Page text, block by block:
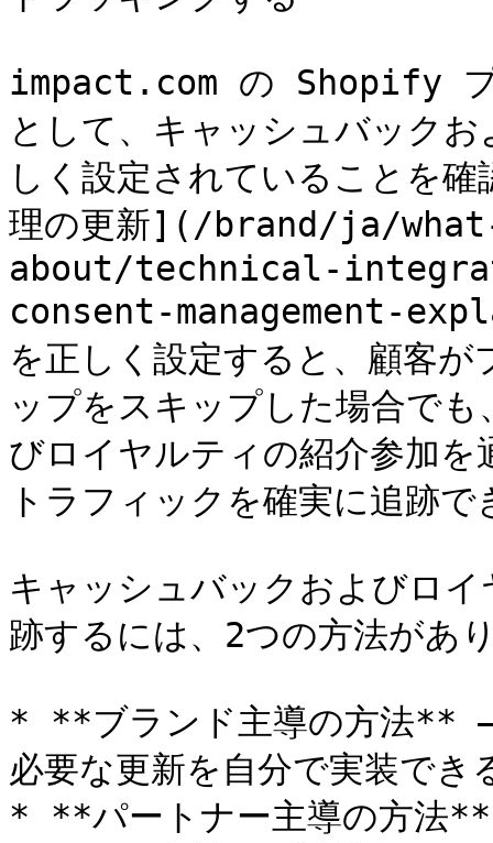
impact.com の Shopify プ
として、キャッシュバック
しく設定されていることを
理の更新](/brand/ja/
about/technical-
consent-management-
を正しく設定すると、顧客
ップをスキップした場合で
びロイヤルティの紹介参加
トラフィックを確実に追跡で
キャッシュバックおよびロ
跡するには、2つの方法があ
* **ブランド主導の方法** —
必要な更新を自分で実装で
* **パートナー主導の方法